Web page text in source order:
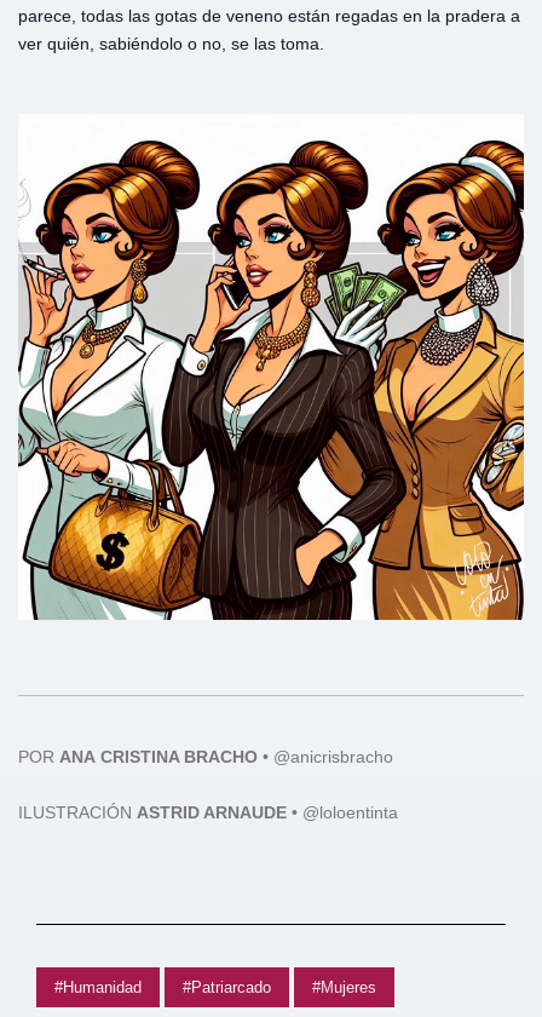
parece, todas las gotas de veneno están regadas en la pradera a
ver quién, sabiéndolo o no, se las toma.
POR ANA CRISTINA BRACHO • @anicrisbracho
ILUSTRACIÓN ASTRID ARNAUDE • @loloentinta
#Humanidad #Patriarcado #Mujeres